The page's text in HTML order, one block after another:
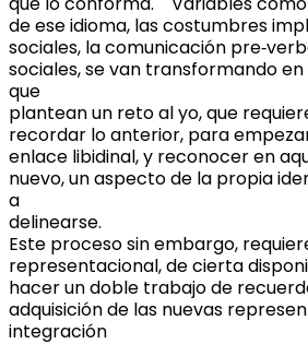
de ese idioma, las costumbres
sociales, la comunicación
sociales, se van transformando
que
plantean un reto al yo, que
recordar lo anterior, para
enlace libidinal, y reconocer en
nuevo, un aspecto de la propia
a
delinearse.
Este proceso sin embargo,
representacional, de cierta
hacer un doble trabajo de
adquisición de las nuevas
integración